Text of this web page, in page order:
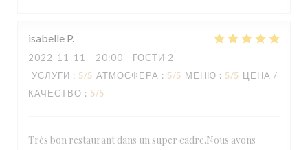
isabelle P
2022-11-11 - 20:00 - ГОСТИ 2
УСЛУГИ : 5/5 АТМОСФЕРА : 5/5 МЕНЮ : 5/5 ЦЕНА /
КАЧЕСТВО : 5/5
Très bon restaurant dans un super cadre.Nous avons